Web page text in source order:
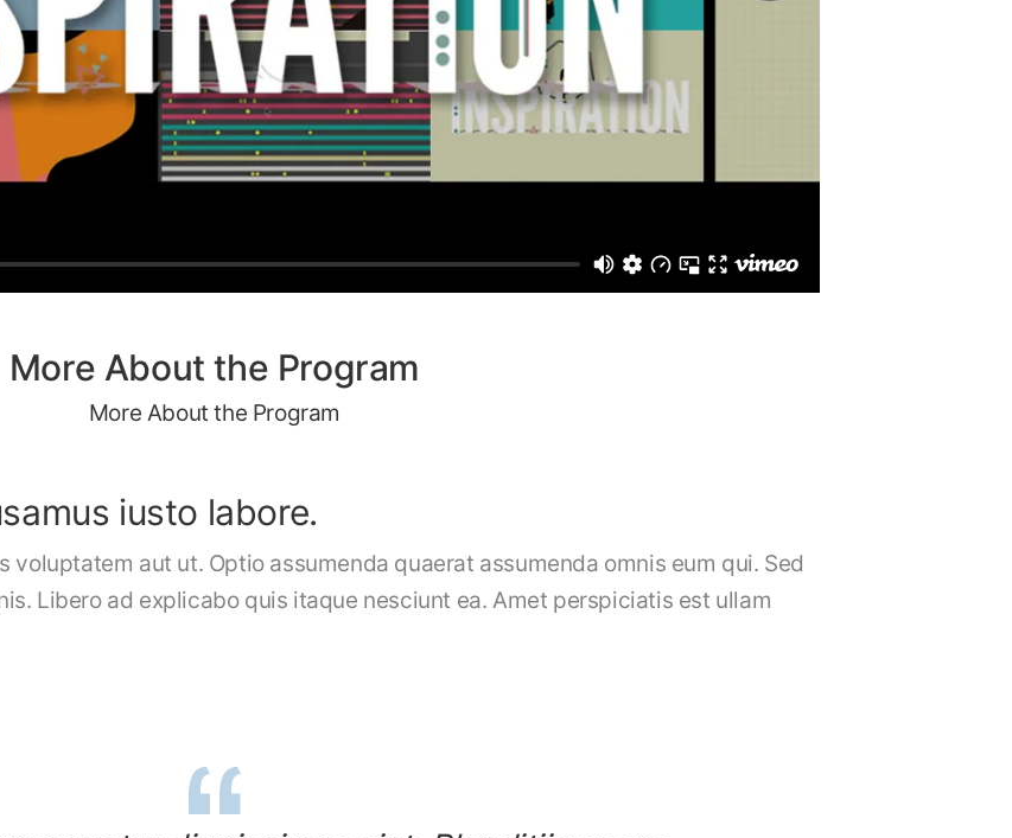
More About the Program
More About the Program
iusto labore.
voluptatem aut ut. Optio assumenda quaerat assumenda omnis eum qui. Sed
Libero ad explicabo quis itaque nesciunt ea. Amet perspiciatis est ullam